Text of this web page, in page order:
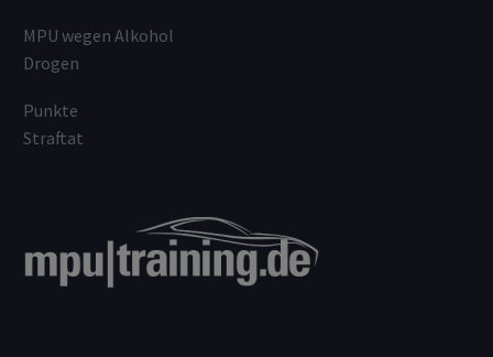
MPU wegen Alkohol
Drogen
Punkte
Straftat